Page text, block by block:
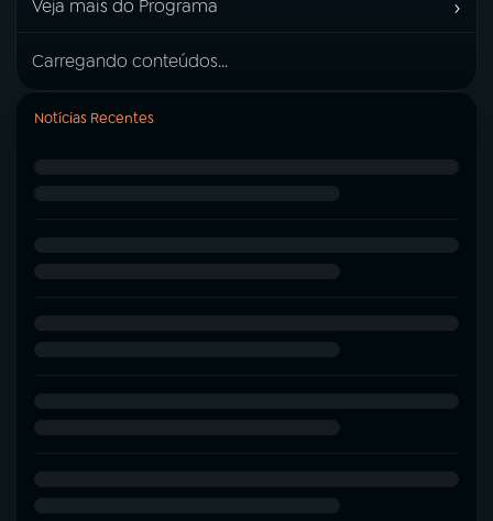
Veja mais do Programa
Carregando conteúdos...
Notícias Recentes